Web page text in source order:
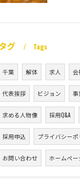
グ Tags
千葉 解体 求人 会
代表挨拶 ビジョン 事
求める人物像 採用Q&A
採用申込 プライバシーポ
お問い合わせ ホームペー